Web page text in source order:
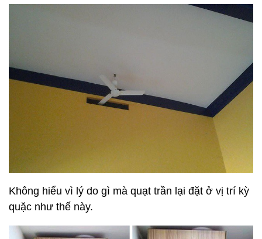
Không hiểu vì lý do gì mà quạt trần lại đặt ở vị trí kỳ
quặc như thế này.